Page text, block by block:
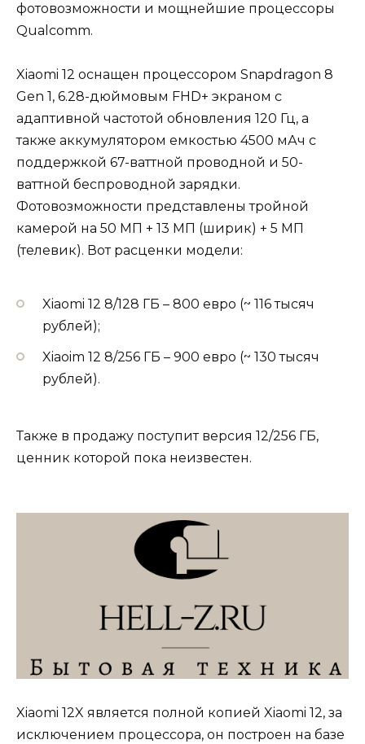
фотовозможности и мощнейшие процессоры
Qualcomm.
Xiaomi 12 оснащен процессором Snapdragon 8
Gen 1, 6.28-дюймовым FHD+ экраном с
адаптивной частотой обновления 120 Гц, а
также аккумулятором емкостью 4500 мАч с
поддержкой 67-ваттной проводной и 50-
ваттной беспроводной зарядки.
Фотовозможности представлены тройной
камерой на 50 МП + 13 МП (ширик) + 5 МП
(телевик). Вот расценки модели:
Xiaomi 12 8/128 ГБ – 800 евро (~ 116 тысяч
рублей);
Xiaoim 12 8/256 ГБ – 900 евро (~ 130 тысяч
рублей).
Также в продажу поступит версия 12/256 ГБ,
ценник которой пока неизвестен.
Xiaomi 12X является полной копией Xiaomi 12, за
исключением процессора, он построен на базе